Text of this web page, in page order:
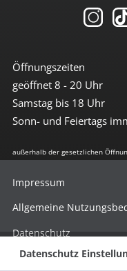
Öffnungszeiten
geöffnet 8 - 20 Uhr
Samstag bis 18 Uhr
Sonn- und Feiertags
außerhalb der gesetzlichen
Impressum
Allgemeine
Datenschutz
Hinweisgebersystem
Datenschutz